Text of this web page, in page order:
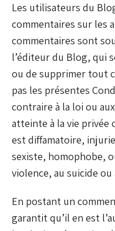
Les utilisateurs du
commentaires sur les
commentaires sont
l’éditeur du Blog, qui
ou de supprimer tout
pas les présentes
contraire à la loi ou
atteinte à la vie privée
est diffamatoire,
sexiste, homophobe,
violence, au suicide
En postant un
garantit qu’il en est